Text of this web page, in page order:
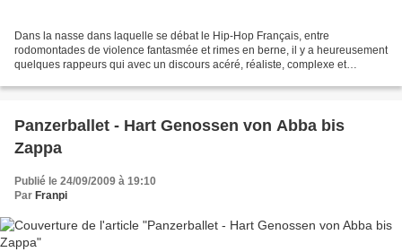
Dans la nasse dans laquelle se débat le Hip-Hop Français, entre
rodomontades de violence fantasmée et rimes en berne, il y a heureusement
quelques rappeurs qui avec un discours acéré, réaliste, complexe et
Panzerballet - Hart Genossen von Abba bis
Zappa
Publié le 24/09/2009 à 19:10
Par Franpi